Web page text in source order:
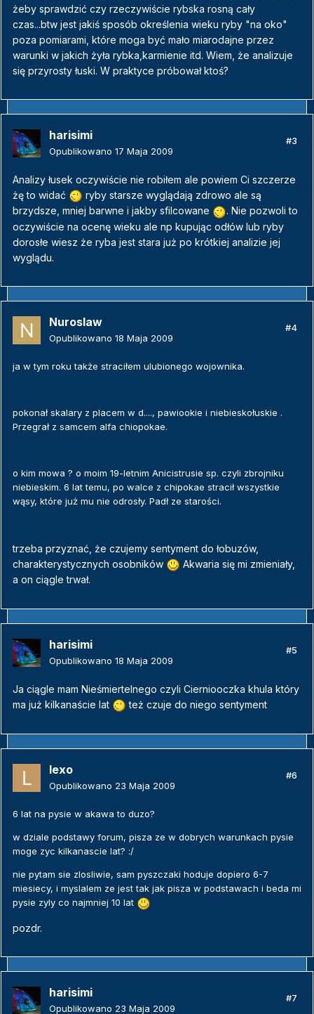
żeby sprawdzić czy rzeczywiście rybska rosną cały
czas...btw jest jakiś sposób określenia wieku ryby "na oko"
poza pomiarami, które moga być mało miarodajne przez
warunki w jakich żyła rybka,karmienie itd. Wiem, że analizuje
się przyrosty łuski. W praktyce próbował ktoś?
harisimi
Opublikowano 17 Maja 2009
#3
Analizy łusek oczywiście nie robiłem ale powiem Ci szczerze
żę to widać
ryby starsze wyglądają zdrowo ale są
brzydsze, mniej barwne i jakby sfilcowane
. Nie pozwoli to
oczywiście na ocenę wieku ale np kupując odłów lub ryby
dorosłe wiesz że ryba jest stara już po krótkiej analizie jej
wyglądu.
Nuroslaw
Opublikowano 18 Maja 2009
#4
ja w tym roku także straciłem ulubionego wojownika.
pokonał skalary z placem w d...., pawiookie i niebieskołuskie .
Przegrał z samcem alfa chiopokae.
o kim mowa ? o moim 19-letnim Anicistrusie sp. czyli zbrojniku
niebieskim. 6 lat temu, po walce z chipokae stracił wszystkie
wąsy, które już mu nie odrosły. Padł ze starości.
trzeba przyznać, że czujemy sentyment do łobuzów,
charakterystycznych osobników
Akwaria się mi zmieniały,
a on ciągle trwał.
harisimi
Opublikowano 18 Maja 2009
#5
Ja ciągle mam Nieśmiertelnego czyli Cierniooczka khula który
ma już kilkanaście lat
też czuje do niego sentyment
lexo
Opublikowano 23 Maja 2009
#6
6 lat na pysie w akawa to duzo?
w dziale podstawy forum, pisza ze w dobrych warunkach pysie
moge zyc kilkanascie lat? :/
nie pytam sie zlosliwie, sam pyszczaki hoduje dopiero 6-7
miesiecy, i myslalem ze jest tak jak pisza w podstawach i beda mi
pysie zyly co najmniej 10 lat
pozdr.
harisimi
Opublikowano 23 Maja 2009
#7